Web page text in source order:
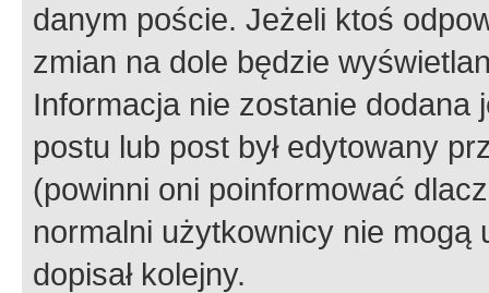
danym poście. Jeżeli ktoś
zmian na dole będzie
Informacja nie zostanie dodana
postu lub post był edytowany
(powinni oni poinformować
normalni użytkownicy nie
dopisał kolejny.